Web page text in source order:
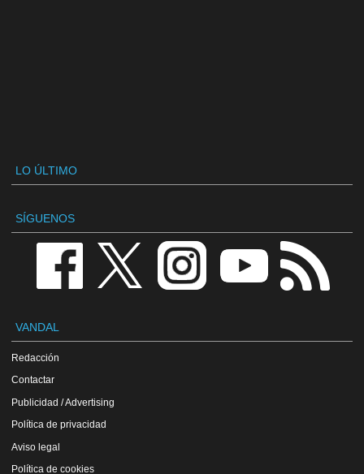
LO ÚLTIMO
SÍGUENOS
VANDAL
Redacción
Contactar
Publicidad / Advertising
Política de privacidad
Aviso legal
Política de cookies